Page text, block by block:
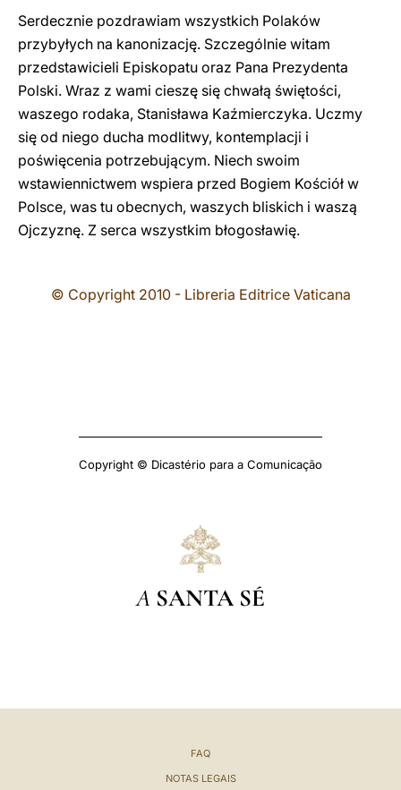
Serdecznie pozdrawiam wszystkich Polaków
przybyłych na kanonizację. Szczególnie witam
przedstawicieli Episkopatu oraz Pana Prezydenta
Polski. Wraz z wami cieszę się chwałą świętości,
waszego rodaka, Stanisława Kaźmierczyka. Uczmy
się od niego ducha modlitwy, kontemplacji i
poświęcenia potrzebującym. Niech swoim
wstawiennictwem wspiera przed Bogiem Kościół w
Polsce, was tu obecnych, waszych bliskich i waszą
Ojczyznę. Z serca wszystkim błogosławię.
© Copyright 2010 - Libreria Editrice Vaticana
Copyright © Dicastério para a Comunicação
A SANTA SÉ
FAQ
NOTAS LEGAIS